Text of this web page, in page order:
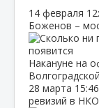
14 февраля
Боженов –
Накануне на
28 марта 15:46
ревизий в НКО